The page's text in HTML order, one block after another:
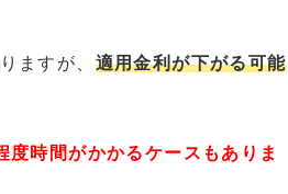
ますが、 適用金利が下がる可能
時間がかかるケースもありま